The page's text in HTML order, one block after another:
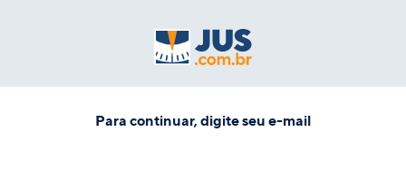
Para continuar, digite seu e-mail